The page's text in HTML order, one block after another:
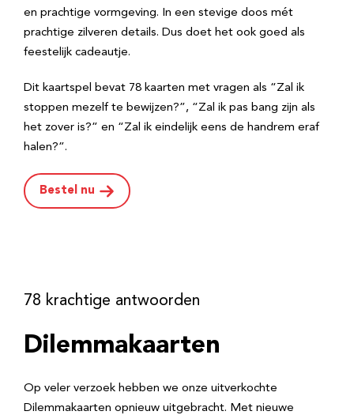
en prachtige vormgeving. In een stevige doos mét
prachtige zilveren details. Dus doet het ook goed als
feestelijk cadeautje.
Dit kaartspel bevat 78 kaarten met vragen als “Zal ik
stoppen mezelf te bewijzen?”, “Zal ik pas bang zijn als
het zover is?” en “Zal ik eindelijk eens de handrem eraf
halen?”.
Bestel nu
78 krachtige antwoorden
Dilemmakaarten
Op veler verzoek hebben we onze uitverkochte
Dilemmakaarten opnieuw uitgebracht. Met nieuwe